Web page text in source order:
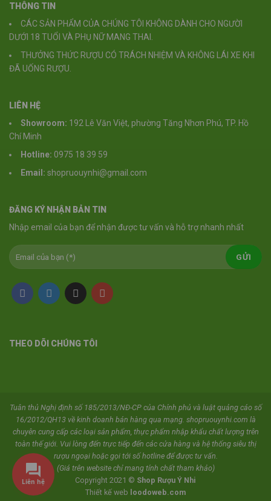
THÔNG TIN
CÁC SẢN PHẨM CỦA CHÚNG TÔI KHÔNG DÀNH CHO NGƯỜI
DƯỚI 18 TUỔI VÀ PHỤ NỮ MANG THAI.
THƯỞNG THỨC RƯỢU CÓ TRÁCH NHIỆM VÀ KHÔNG LÁI XE KHI
ĐÃ UỐNG RƯỢU.
LIÊN HỆ
Showroom: 192 Lê Văn Việt, phường Tăng Nhơn Phú, TP. Hồ
Chí Minh
Hotline: 0975 18 39 59
Email: shopruouynhi@gmail.com
ĐĂNG KÝ NHẬN BẢN TIN
Nhập email của bạn để nhận được tư vấn và hỗ trợ nhanh nhất
THEO DÕI CHÚNG TÔI
Tuân thủ Nghị định số 185/2013/NĐ-CP của Chính phủ và luật quảng cáo số
16/2012/QH13 về kinh doanh bán hàng qua mạng. shopruouynhi.com là
chuyên cung cấp các loại sản phẩm, thực phẩm nhập khẩu chất lượng trên
toàn thế giới. Vui lòng đến trực tiếp đến các cửa hàng và hệ thống siêu thị
rượu ngoại hoặc gọi tới số hotline để được tư vấn.
(Giá trên website chỉ mang tính chất tham khảo)
Copyright 2021 © Shop Rượu Ý Nhi
Thiết kế web loodoweb.com
Liên hệ